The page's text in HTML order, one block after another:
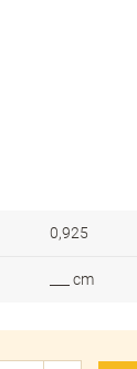
0,925
___ cm